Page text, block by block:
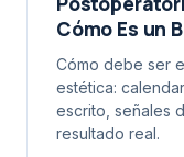
Cómo Es un
Cómo debe ser
estética:
escrito, señales
resultado real.